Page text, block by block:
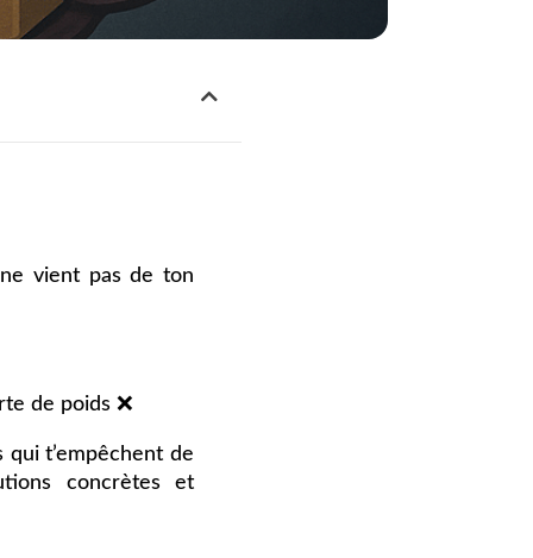
vient pas de ton
de poids ❌
t’empêchent de
concrètes et